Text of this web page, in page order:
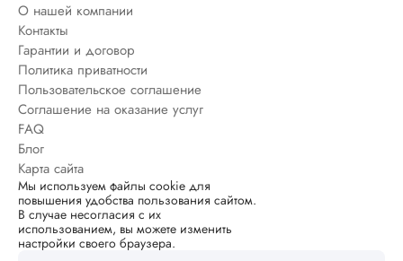
О нашей компании
Контакты
Гарантии и договор
Политика приватности
Пользовательское соглашение
Соглашение на оказание услуг
FAQ
Блог
Карта сайта
Мы используем файлы cookie для
повышения удобства пользования сайтом.
В случае несогласия с их
использованием, вы можете изменить
настройки своего браузера.